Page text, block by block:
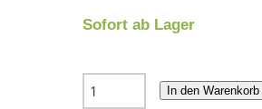
Sofort ab Lager
In den Warenkorb